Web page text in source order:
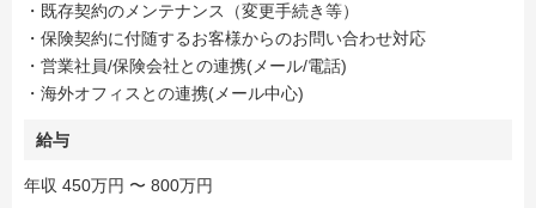
・既存契約のメンテナンス（変更手続き等）
・保険契約に付随するお客様からのお問い合わせ対応
・営業社員/保険会社との連携(メール/電話)
・海外オフィスとの連携(メール中心)
給与
年収 450万円 〜 800万円